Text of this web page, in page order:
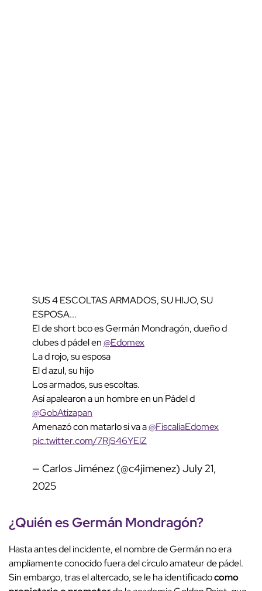
SUS 4 ESCOLTAS ARMADOS, SU HIJO, SU
ESPOSA...
El de short bco es Germán Mondragón, dueño d
clubes d pádel en@Edomex
La d rojo, su esposa
El d azul, su hijo
Los armados, sus escoltas.
Así apalearon a un hombre en un Pádel d
@GobAtizapan
Amenazó con matarlo si va a@FiscaliaEdomex
pic.twitter.com/7RjS46YElZ
— Carlos Jiménez (@c4jimenez) July 21,
2025
¿Quién es Germán Mondragón?
Hasta antes del incidente, el nombre de Germán no era
ampliamente conocido fuera del círculo amateur de pádel.
Sin embargo, tras el altercado, se le ha identificadocomo